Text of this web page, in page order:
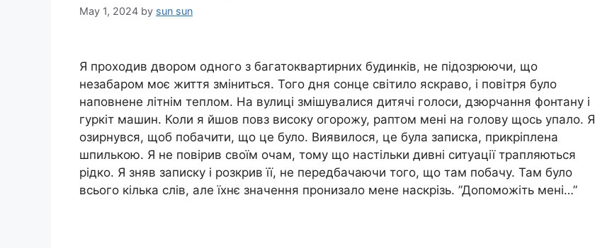
May 1, 2024 by sun sun
Я проходив двором одного з багатоквартирних будинків, не підозрюючи, що
незабаром моє життя зміниться. Того дня сонце світило яскраво, і повітря було
наповнене літнім теплом. На вулиці змішувалися дитячі голоси, дзюрчання фонтану і
гуркіт машин. Коли я йшов повз високу огорожу, раптом мені на голову щось упало. Я
озирнувся, щоб побачити, що це було. Виявилося, це була записка, прикріплена
шпилькою. Я не повірив своїм очам, тому що настільки дивні ситуації трапляються
рідко. Я зняв записку і розкрив її, не передбачаючи того, що там побачу. Там було
всього кілька слів, але їхнє значення пронизало мене наскрізь. ”Допоможіть мені…”